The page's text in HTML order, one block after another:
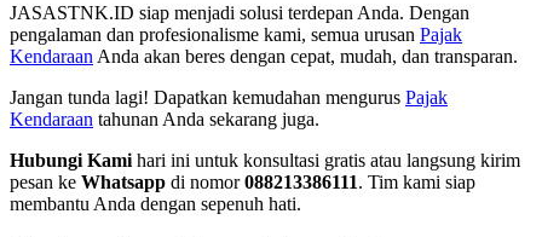
JASASTNK.ID siap menjadi solusi terdepan Anda. Dengan
pengalaman dan profesionalisme kami, semua urusan Pajak
Kendaraan Anda akan beres dengan cepat, mudah, dan transparan.
Jangan tunda lagi! Dapatkan kemudahan mengurus Pajak
Kendaraan tahunan Anda sekarang juga.
Hubungi Kami hari ini untuk konsultasi gratis atau langsung kirim
pesan ke Whatsapp di nomor088213386111. Tim kami siap
membantu Anda dengan sepenuh hati.